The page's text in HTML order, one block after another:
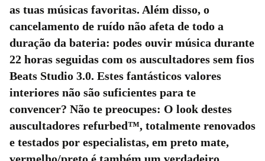
as tuas músicas favoritas. Além disso, o
cancelamento de ruído não afeta de todo a
duração da bateria: podes ouvir música durante
22 horas seguidas com os auscultadores sem fios
Beats Studio 3.0. Estes fantásticos valores
interiores não são suficientes para te
convencer? Não te preocupes: O look destes
auscultadores refurbed™, totalmente renovados
e testados por especialistas, em preto mate,